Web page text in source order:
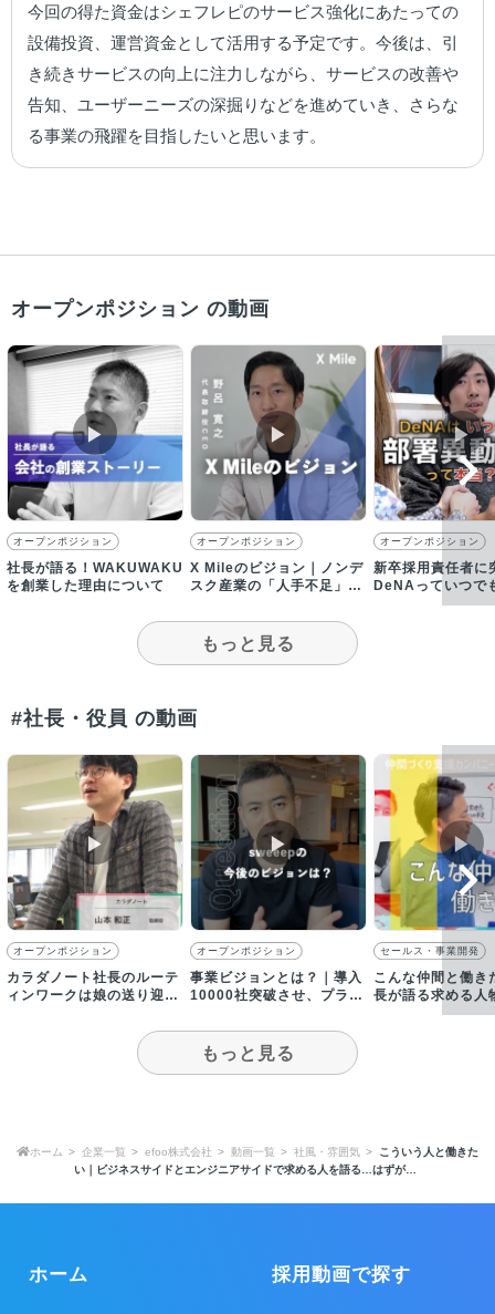
今回の得た資金はシェフレピのサービス強化にあたっての
設備投資、運営資金として活用する予定です。今後は、引
き続きサービスの向上に注力しながら、サービスの改善や
告知、ユーザーニーズの深掘りなどを進めていき、さらな
る事業の飛躍を目指したいと思います。
オープンポジション の動画
▶︎
オープンポジション
社長が語る！WAKUWAKU
を創業した理由について
▶︎
オープンポジション
X Mileのビジョン｜ノンデ
スク産業の「人手不足」と
決
▶︎
オープンポジション
新卒採用責任者に
DeNAっていつで
動できるってホン
もっと見る
#社長・役員 の動画
▶︎
オープンポジション
カラダノート社長のルーテ
ィンワークは娘の送り迎え
▶︎
オープンポジション
事業ビジョンとは？｜導入
10000社突破させ、プラッ
指す
▶︎
セールス・事業開発
こんな仲間と働き
長が語る求める人
もっと見る
ホーム 企業一覧 efoo株式会社 動画一覧 社風・雰囲気
こういう人と働きた
い｜ビジネスサイドとエンジニアサイドで求める人を語る…はずが…
ホーム 採用動画で探す